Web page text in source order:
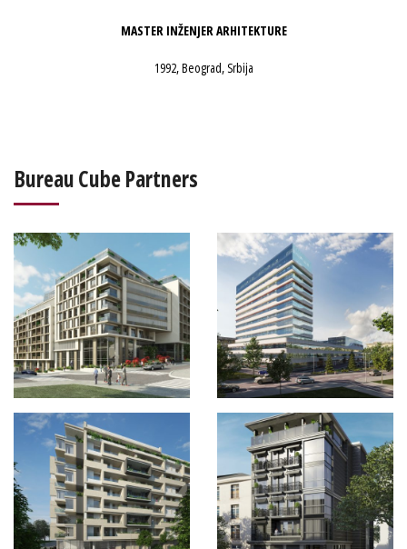
MASTER INŽENJER ARHITEKTURE
1992, Beograd, Srbija
Bureau Cube Partners